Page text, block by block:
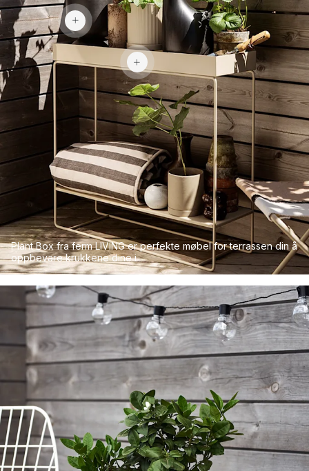
Plant Box fra ferm LIVING er perfekte møbel for terrassen din å
oppbevare krukkene dine i
2 922 kr